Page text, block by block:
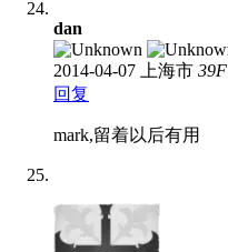
dan
2014-04-07 上海市 39F
回复
mark,留着以后有用